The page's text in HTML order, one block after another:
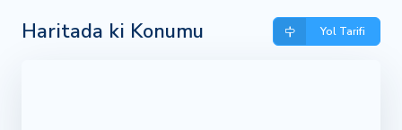
Haritada ki Konumu Yol Tarifi